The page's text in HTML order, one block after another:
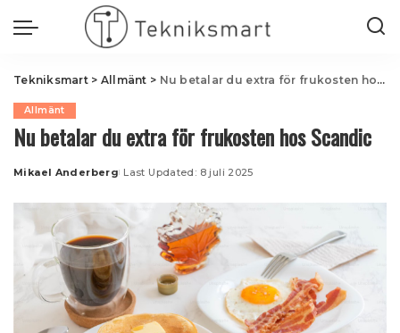
Tekniksmart> Allmänt > Nu betalar du extra för frukosten hos Scandic
Allmänt
Nu betalar du extra för frukosten hos Scandic
Posted
Mikael Anderberg Last Updated: 8 juli 2025